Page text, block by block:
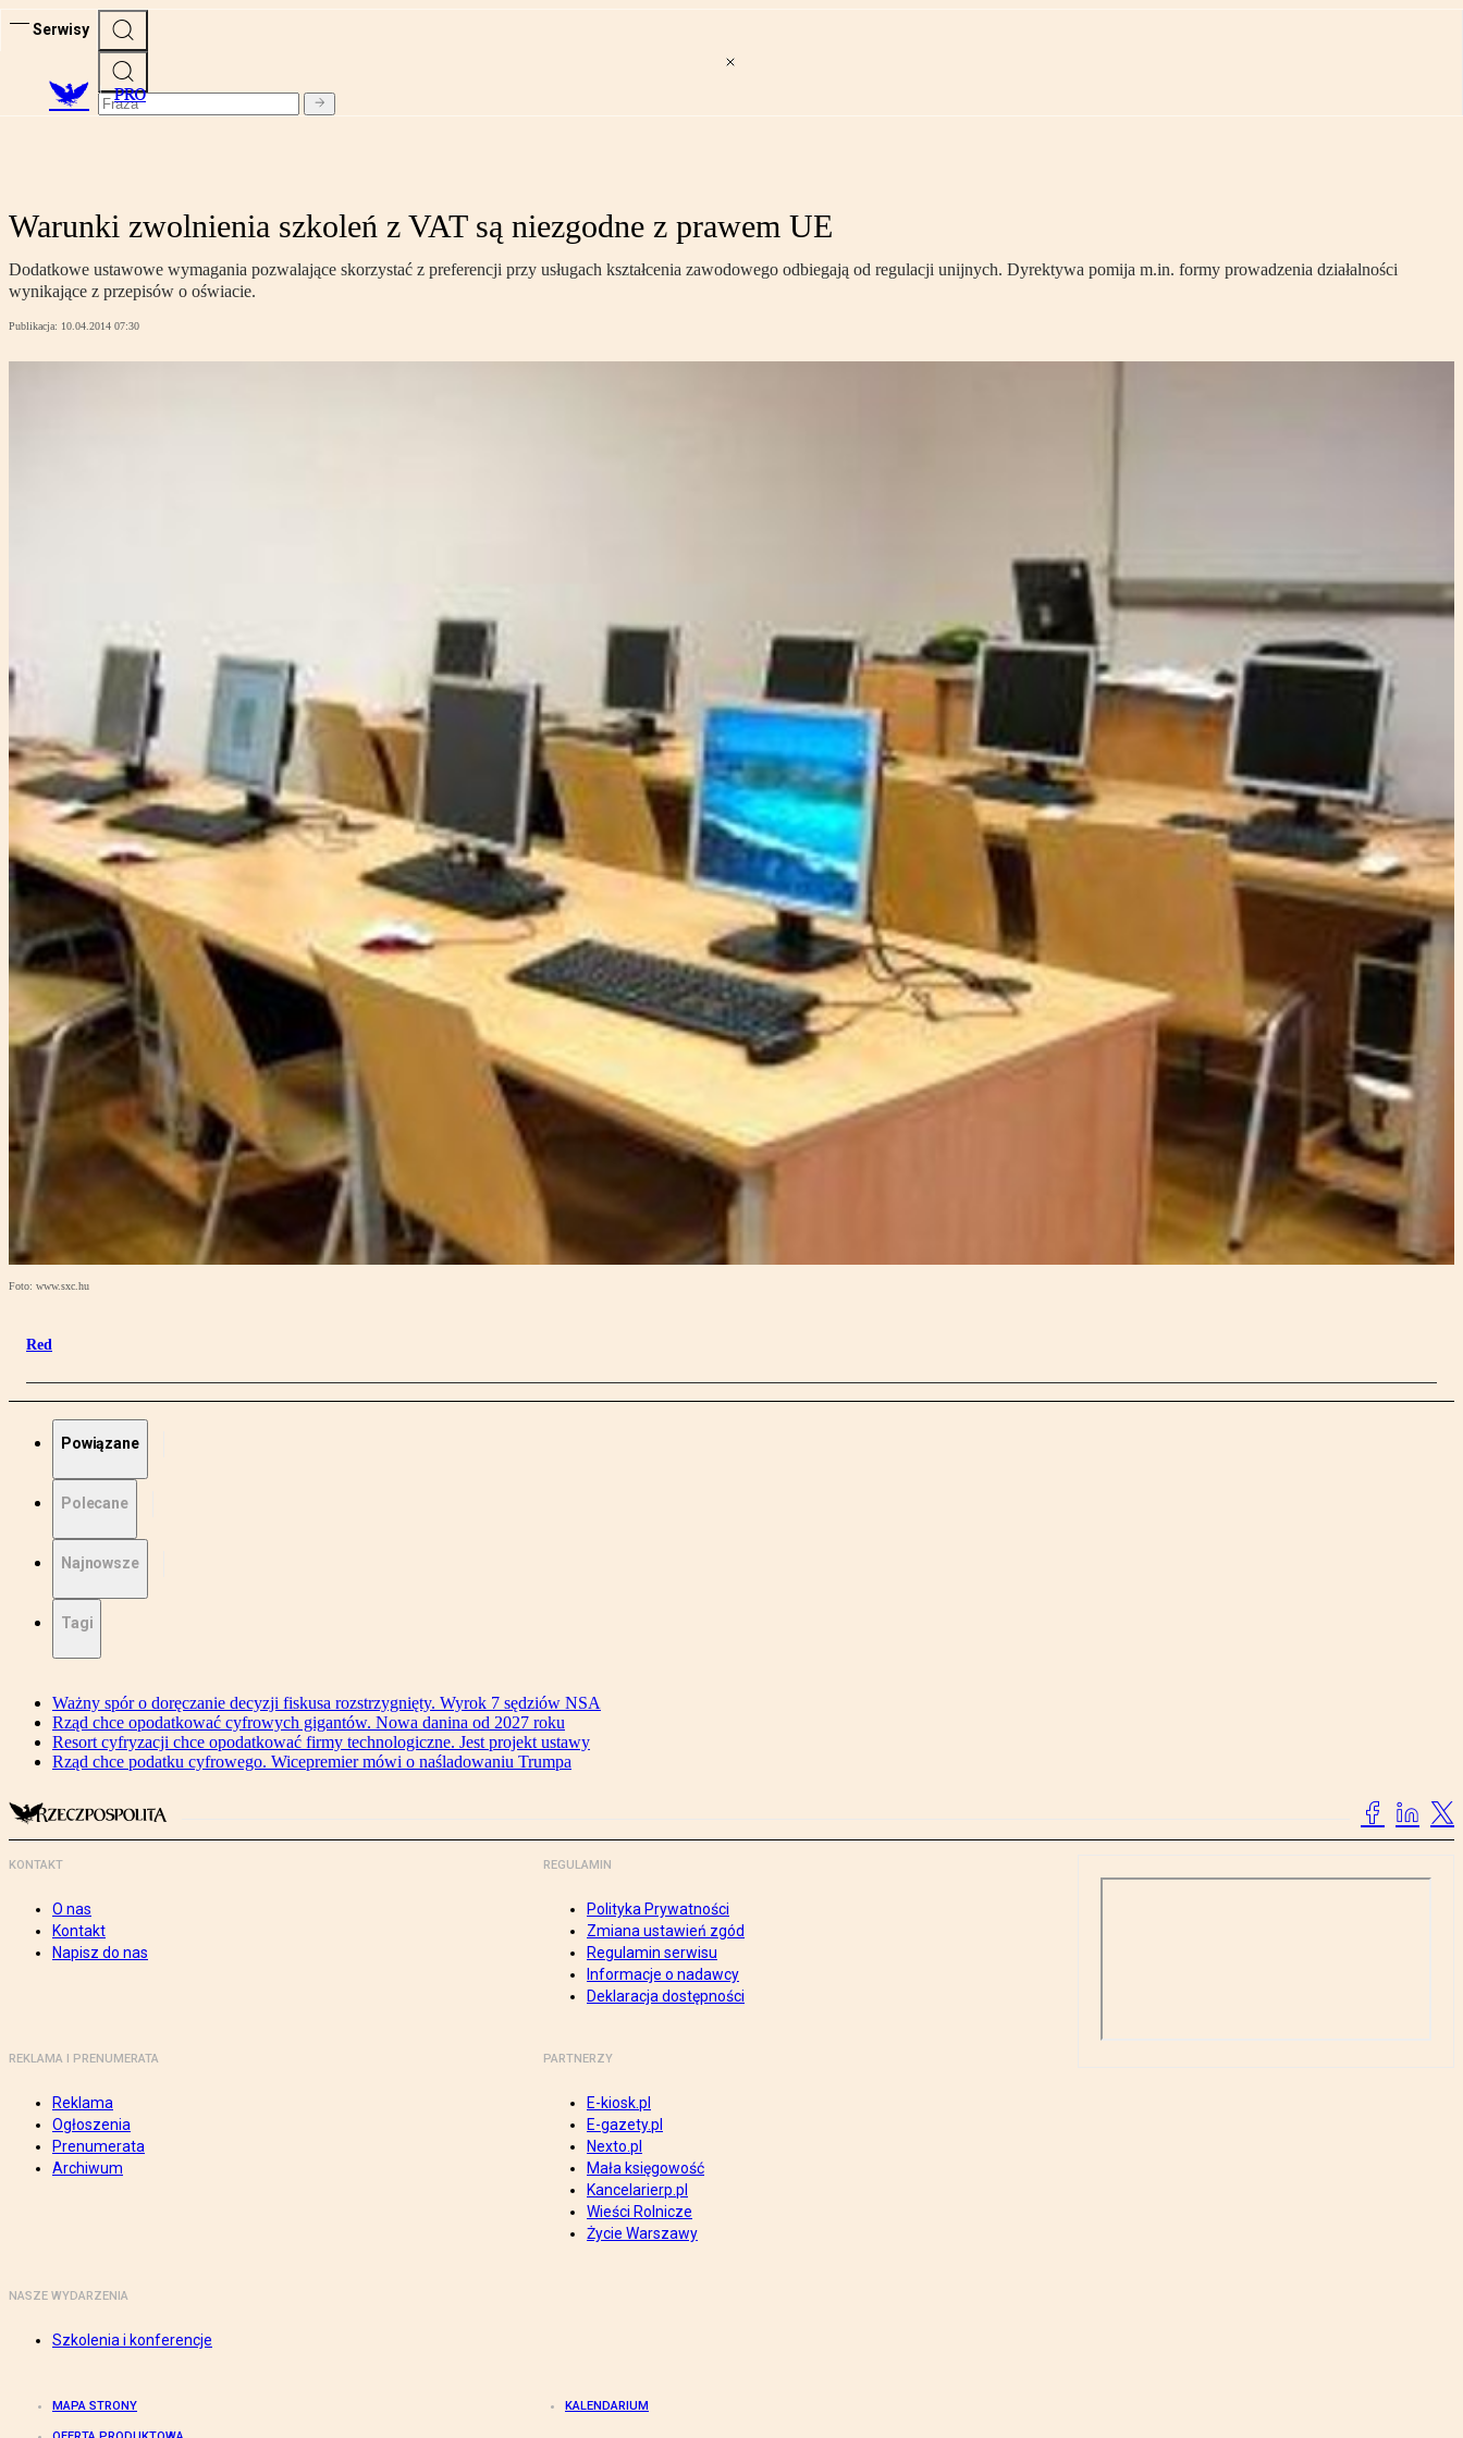
Serwisy
PRO
Warunki zwolnienia szkoleń z VAT są niezgodne z prawem UE
Dodatkowe ustawowe wymagania pozwalające skorzystać z preferencji przy usługach kształcenia zawodowego odbiegają od regulacji unijnych. Dyrektywa pomija m.in. formy prowadzenia działalności
wynikające z przepisów o oświacie.
Publikacja: 10.04.2014 07:30
Foto: www.sxc.hu
Red
Powiązane
Polecane
Najnowsze
Tagi
Ważny spór o doręczanie decyzji fiskusa rozstrzygnięty. Wyrok 7 sędziów NSA
Rząd chce opodatkować cyfrowych gigantów. Nowa danina od 2027 roku
Resort cyfryzacji chce opodatkować firmy technologiczne. Jest projekt ustawy
Rząd chce podatku cyfrowego. Wicepremier mówi o naśladowaniu Trumpa
KONTAKT
O nas
Kontakt
Napisz do nas
REGULAMIN
Polityka Prywatności
Zmiana ustawień zgód
Regulamin serwisu
Informacje o nadawcy
Deklaracja dostępności
REKLAMA I PRENUMERATA
Reklama
Ogłoszenia
Prenumerata
Archiwum
PARTNERZY
E-kiosk.pl
E-gazety.pl
Nexto.pl
Mała księgowość
Kancelarierp.pl
Wieści Rolnicze
Życie Warszawy
NASZE WYDARZENIA
Szkolenia i konferencje
MAPA STRONY KALENDARIUM